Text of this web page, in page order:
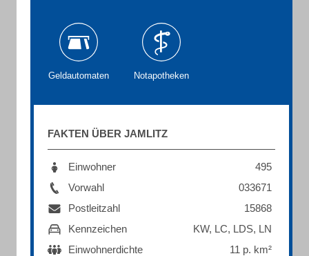
Geldautomaten Notapotheken
FAKTEN ÜBER JAMLITZ
Einwohner
495
Vorwahl
033671
Postleitzahl
15868
Kennzeichen
KW, LC, LDS, LN
Einwohnerdichte
11 p. km²